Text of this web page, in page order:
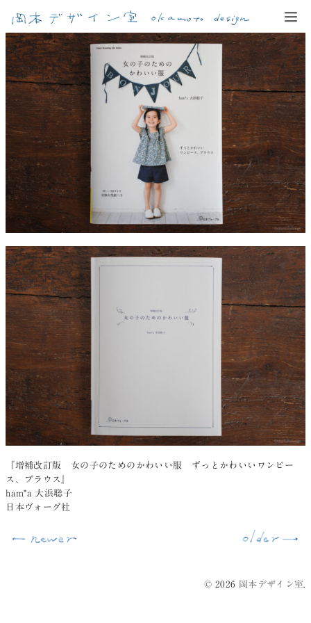
『増補改訂版 女の子のためのかわいい服 ずっとかわいいワンピー
ス、ブラウス』
ham*a 大浜聡子
日本ヴォーグ社
© 2026 岡本デザイン室.